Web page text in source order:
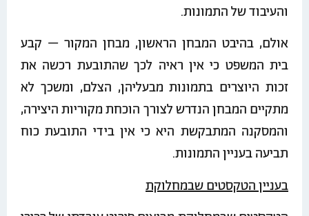
והעיבוד של התמונות.
אולם, בהיבט המבחן הראשון, מבחן המקור – קבע
בית המשפט כי אין ראיה לכך שהתובעת רכשה את
זכות היוצרים בתמונות מבעליהן, הצלם, ומשכך לא
מתקיים המבחן הנדרש לצורך הוכחת מקוריות היצירה,
והמסקנה המתבקשת היא כי אין בידי התובעת כוח
תביעה בעניין התמונות.
בעניין הטקסטים שבמחלוקת